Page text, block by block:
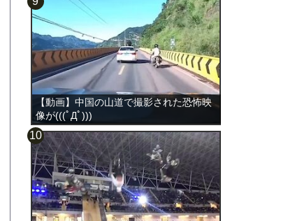
【動画】中国の山道で撮影された恐怖映
像が(((ﾟДﾟ)))